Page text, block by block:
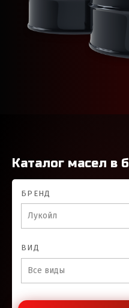
Каталог масел в
БРЕНД
Лукойл
ВИД
Все виды